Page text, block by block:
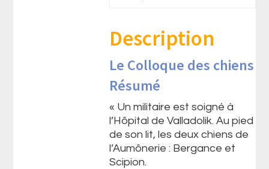
Description
Le Colloque des chiens
Résumé
« Un militaire est soigné à
l’Hôpital de Valladolik. Au pied
de son lit, les deux chiens de
l’Aumônerie : Bergance et
Scipion.